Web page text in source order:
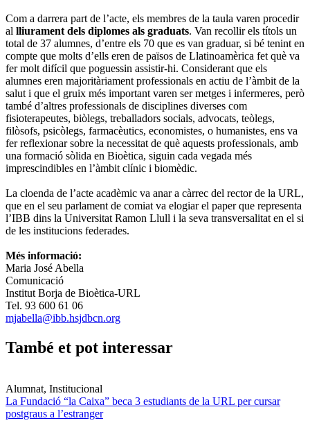
Com a darrera part de l’acte, els membres de la taula varen procedir
al lliurament dels diplomes als graduats. Van recollir els títols un
total de 37 alumnes, d’entre els 70 que es van graduar, si bé tenint en
compte que molts d’ells eren de països de Llatinoamèrica fet què va
fer molt difícil que poguessin assistir-hi. Considerant que els
alumnes eren majoritàriament professionals en actiu de l’àmbit de la
salut i que el gruix més important varen ser metges i infermeres, però
també d’altres professionals de disciplines diverses com
fisioterapeutes, biòlegs, treballadors socials, advocats, teòlegs,
filòsofs, psicòlegs, farmacèutics, economistes, o humanistes, ens va
fer reflexionar sobre la necessitat de què aquests professionals, amb
una formació sòlida en Bioètica, siguin cada vegada més
imprescindibles en l’àmbit clínic i biomèdic.
La cloenda de l’acte acadèmic va anar a càrrec del rector de la URL,
que en el seu parlament de comiat va elogiar el paper que representa
l’IBB dins la Universitat Ramon Llull i la seva transversalitat en el si
de les institucions federades.
Més informació:
Maria José Abella
Comunicació
Institut Borja de Bioètica-URL
Tel. 93 600 61 06
mjabella@ibb.hsjdbcn.org
També et pot interessar
Alumnat, Institucional
La Fundació “la Caixa” beca 3 estudiants de la URL per cursar
postgraus a l’estranger